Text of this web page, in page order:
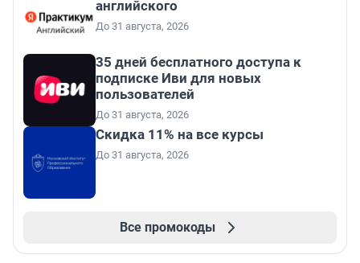
английского
До 31 августа, 2026
35 дней бесплатного доступа к
подписке Иви для новых
пользователей
До 31 августа, 2026
Скидка 11% на все курсы
До 31 августа, 2026
Все промокоды